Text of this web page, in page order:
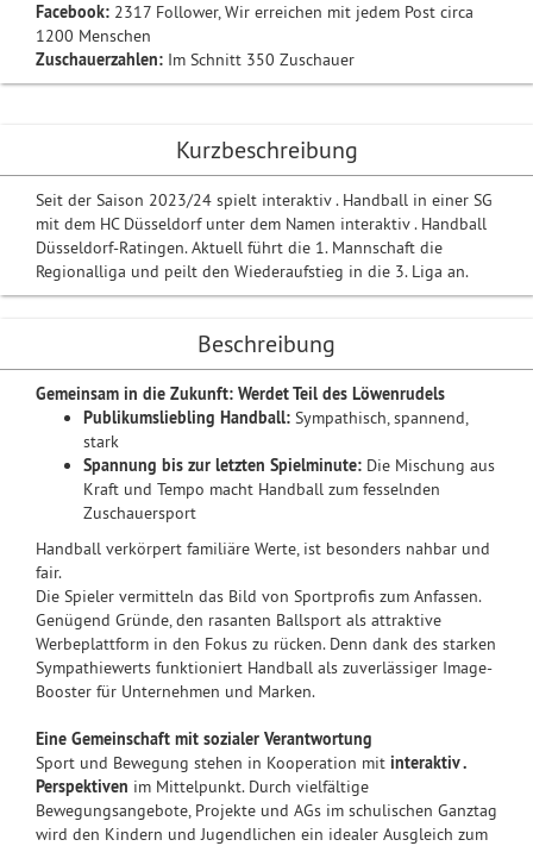
Kurzbeschreibung
Seit der Saison 2023/24 spielt interaktiv . Handball in einer SG
mit dem HC Düsseldorf unter dem Namen interaktiv . Handball
Düsseldorf-Ratingen. Aktuell führt die 1. Mannschaft die
Regionalliga und peilt den Wiederaufstieg in die 3. Liga an.
Beschreibung
Gemeinsam in die Zukunft: Werdet Teil des Löwenrudels
Publikumsliebling Handball: Sympathisch, spannend,
stark
Spannung bis zur letzten Spielminute: Die Mischung aus
Kraft und Tempo macht Handball zum fesselnden
Zuschauersport
Handball verkörpert familiäre Werte, ist besonders nahbar und
fair.
Die Spieler vermitteln das Bild von Sportprofis zum Anfassen.
Genügend Gründe, den rasanten Ballsport als attraktive
Werbeplattform in den Fokus zu rücken. Denn dank des starken
Sympathiewerts funktioniert Handball als zuverlässiger Image-
Booster für Unternehmen und Marken.
Eine Gemeinschaft mit sozialer Verantwortung
Sport und Bewegung stehen in Kooperation mit interaktiv .
Perspektiven im Mittelpunkt. Durch vielfältige
Bewegungsangebote, Projekte und AGs im schulischen Ganztag
wird den Kindern und Jugendlichen ein idealer Ausgleich zum
Facebook: 2317 Follower, Wir erreichen mit jedem Post circa
1200 Menschen
Zuschauerzahlen: Im Schnitt 350 Zuschauer